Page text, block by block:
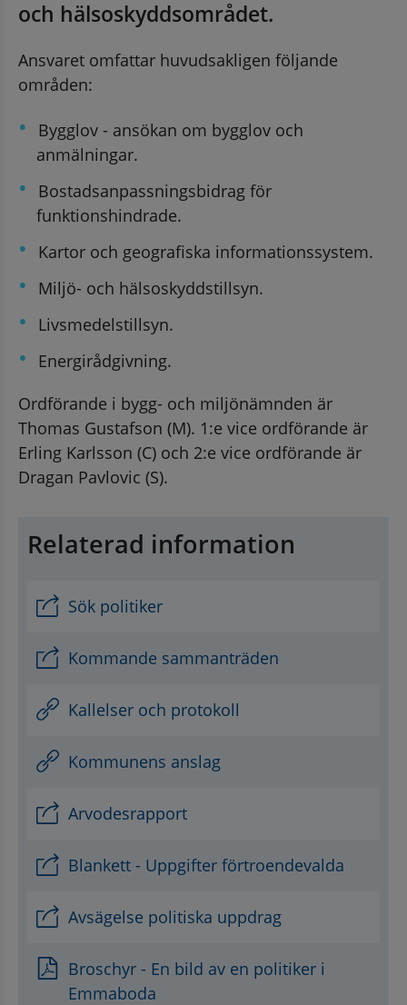
och hälsoskyddsområdet.
Ansvaret omfattar huvudsakligen följande
områden:
Bygglov - ansökan om bygglov och
anmälningar.
Bostadsanpassningsbidrag för
funktionshindrade.
Kartor och geografiska informationssystem.
Miljö- och hälsoskyddstillsyn.
Livsmedelstillsyn.
Energirådgivning.
Ordförande i bygg- och miljönämnden är
Thomas Gustafson (M). 1:e vice ordförande är
Erling Karlsson (C) och 2:e vice ordförande är
Dragan Pavlovic (S).
Relaterad information
Sök politiker
Kommande sammanträden
Kallelser och protokoll
Kommunens anslag
Arvodesrapport
Blankett - Uppgifter förtroendevalda
Avsägelse politiska uppdrag
Broschyr - En bild av en politiker i
Emmaboda
webbplats, öppnas i nytt fönster.
öppnas i nytt fönster.